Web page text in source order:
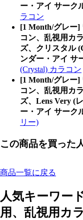
ー・アイ サーク
ラコン
[1 Month/グレー]
コン、乱視用カ
ズ、クリスタル
ンダー・アイ サ
(Crystal) カラコン
[1 Month/グレー]
コン、乱視用カ
ズ、Lens Very (
ー・アイ サーク
リー)
この商品を買った
商品一覧に戻る
人気キーワー
用、乱視用カ